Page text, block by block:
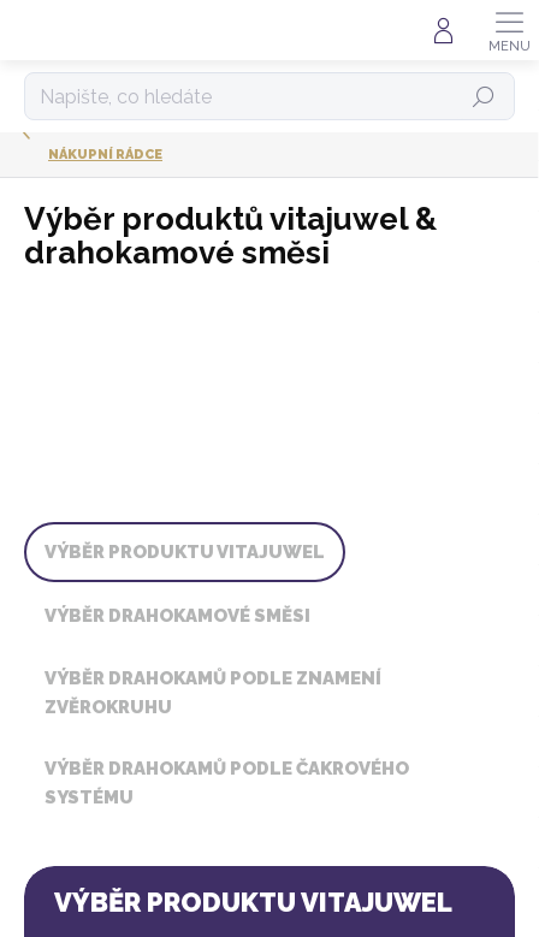
HLEDAT
NÁKUPNÍ RÁDCE
Výběr produktů vitajuwel &
drahokamové směsi
VÝBĚR PRODUKTU VITAJUWEL
VÝBĚR DRAHOKAMOVÉ SMĚSI
VÝBĚR DRAHOKAMŮ PODLE ZNAMENÍ
ZVĚROKRUHU
VÝBĚR DRAHOKAMŮ PODLE ČAKROVÉHO
SYSTÉMU
VÝBĚR PRODUKTU VITAJUWEL